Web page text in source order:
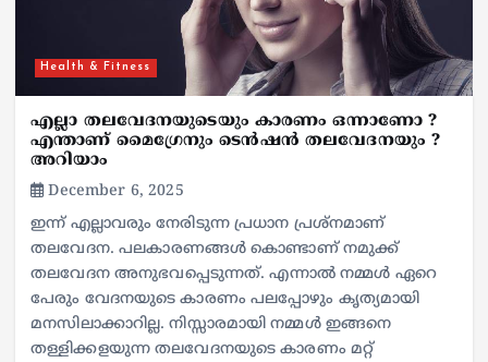
Health & Fitness
എല്ലാ തലവേദനയുടെയും കാരണം ഒന്നാണോ ?
എന്താണ് മൈഗ്രേനും ടെൻഷൻ തലവേദനയും ?
അറിയാം
December 6, 2025
ഇന്ന് എല്ലാവരും നേരിടുന്ന പ്രധാന പ്രശ്നമാണ്
തലവേദന. പലകാരണങ്ങൾ കൊണ്ടാണ് നമുക്ക്
തലവേദന അനുഭവപ്പെടുന്നത്. എന്നാൽ നമ്മൾ ഏറെ
പേരും വേദനയുടെ കാരണം പലപ്പോഴും കൃത്യമായി
മനസിലാക്കാറില്ല. നിസ്സാരമായി നമ്മൾ ഇങ്ങനെ
തള്ളിക്കളയുന്ന തലവേദനയുടെ കാരണം മറ്റ്